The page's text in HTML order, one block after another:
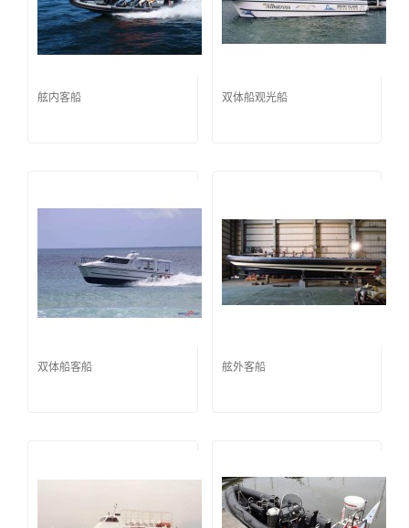
舷内客船 双体船观光船
双体船客船 舷外客船